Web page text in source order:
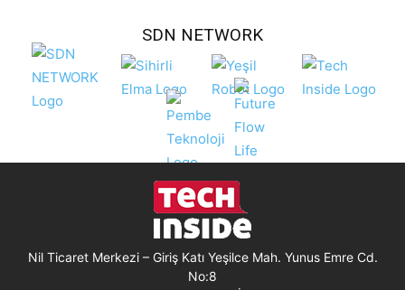
SDN NETWORK
Nil Ticaret Merkezi – Giriş Katı Yeşilce Mah. Yunus Emre Cd.
No:8